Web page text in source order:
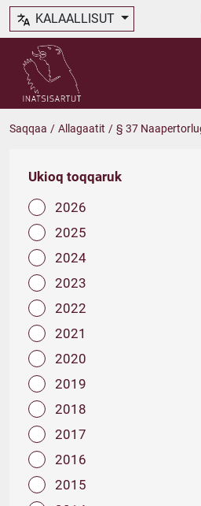
KALAALLISUT
Saqqaa / Allagaatit / § 37
Ukioq toqqaruk
2026
2025
2024
2023
2022
2021
2020
2019
2018
2017
2016
2015